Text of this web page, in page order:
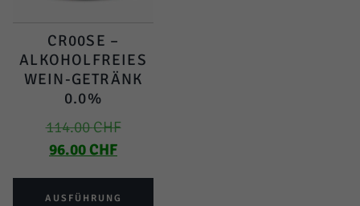
CR00SE –
ALKOHOLFREIES
WEIN-GETRÄNK
0.0%
114.00CHF
96.00CHF
AUSFÜHRUNG